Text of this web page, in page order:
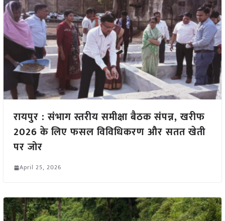
रायपुर : संभाग स्तरीय समीक्षा बैठक संपन्न, खरीफ
2026 के लिए फसल विविधिकरण और सतत खेती
पर जोर
April 25, 2026